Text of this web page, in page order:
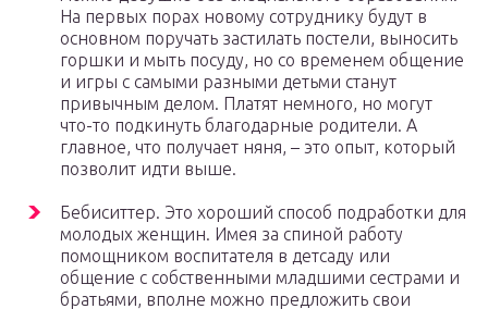
На первых порах новому сотруднику будут в
основном поручать застилать постели, выносить
горшки и мыть посуду, но со временем общение
и игры с самыми разными детьми станут
привычным делом. Платят немного, но могут
что-то подкинуть благодарные родители. А
главное, что получает няня, – это опыт, который
позволит идти выше.
Бебиситтер. Это хороший способ подработки для
молодых женщин. Имея за спиной работу
помощником воспитателя в детсаду или
общение с собственными младшими сестрами и
братьями, вполне можно предложить свои